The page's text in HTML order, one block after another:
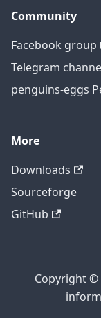
Community
Facebook group
Telegram
penguins-eggs
More
Downloads
Sourceforge
GitHub
Copyright ©